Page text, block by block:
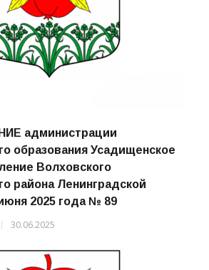
администрации
образования Усадищенское
Волховского
района Ленинградской
2025 года № 89
30.06.2025